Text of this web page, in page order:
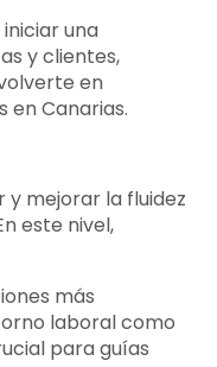
una
y clientes,
en
en Canarias.
mejorar la fluidez
este nivel,
más
laboral como
para guías